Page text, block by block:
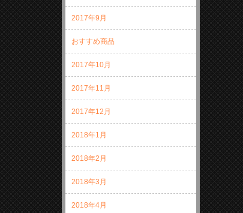
2017年9月
おすすめ商品
2017年10月
2017年11月
2017年12月
2018年1月
2018年2月
2018年3月
2018年4月